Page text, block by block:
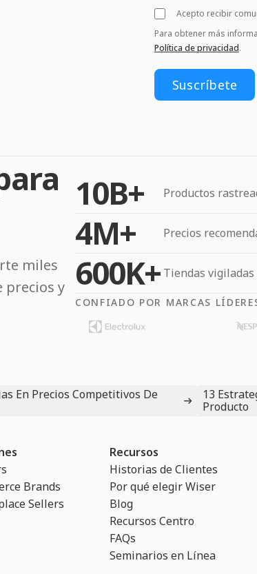
Acepto recibir
Para obtener más
Política de privacidad.
miles
precios y
10B+ Productos
4M+ Precios
600K+ Tiendas vigiladas
CONFIADO POR MARCAS
En Precios Competitivos De
13
Producto
Brands
Sellers
Recursos
Historias de Clientes
Por qué elegir Wiser
Blog
Recursos Centro
FAQs
Seminarios en Línea